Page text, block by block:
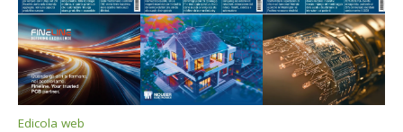
Edicola web